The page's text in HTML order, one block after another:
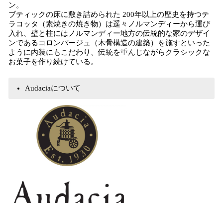
ン。
ブティックの床に敷き詰められた 200年以上の歴史を持つテ
ラコッタ（素焼きの焼き物）は遥々ノルマンディーから運び
入れ、壁と柱にはノルマンディー地方の伝統的な家のデザイ
ンであるコロンバージュ（木骨構造の建築）を施すといった
ように内装にもこだわり、伝統を重んじながらクラシックな
お菓子を作り続けている。
Audaciaについて